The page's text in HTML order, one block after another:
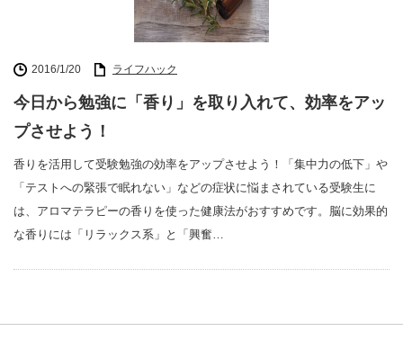
2016/1/20 ライフハック
今日から勉強に「香り」を取り入れて、効率をアッ
プさせよう！
香りを活用して受験勉強の効率をアップさせよう！「集中力の低下」や
「テストへの緊張で眠れない」などの症状に悩まされている受験生に
は、アロマテラピーの香りを使った健康法がおすすめです。脳に効果的
な香りには「リラックス系」と「興奮…